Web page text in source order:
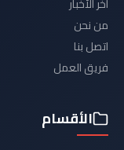
من نحن
اتصل بنا
فريق العمل
الأقسام